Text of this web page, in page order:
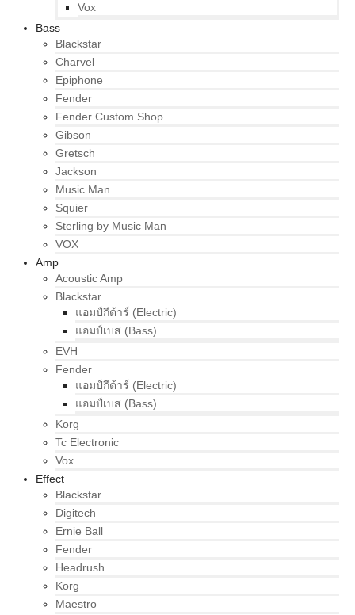
Vox
Bass
Blackstar
Charvel
Epiphone
Fender
Fender Custom Shop
Gibson
Gretsch
Jackson
Music Man
Squier
Sterling by Music Man
VOX
Amp
Acoustic Amp
Blackstar
แอมป์กีต้าร์ (Electric)
แอมป์เบส (Bass)
EVH
Fender
แอมป์กีต้าร์ (Electric)
แอมป์เบส (Bass)
Korg
Tc Electronic
Vox
Effect
Blackstar
Digitech
Ernie Ball
Fender
Headrush
Korg
Maestro